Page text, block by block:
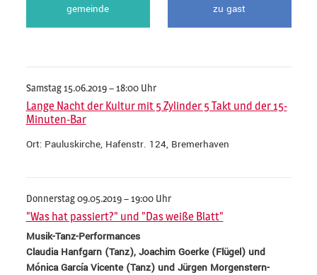
gemeinde zu gast
Samstag 15.06.2019 – 18:00 Uhr
Lange Nacht der Kultur mit 5 Zylinder 5 Takt und der 15-
Minuten-Bar
Ort: Pauluskirche, Hafenstr. 124, Bremerhaven
Donnerstag 09.05.2019 – 19:00 Uhr
"Was hat passiert?" und "Das weiße Blatt"
Musik-Tanz-Performances
Claudia Hanfgarn (Tanz), Joachim Goerke (Flügel) und
Mónica García Vicente (Tanz) und Jürgen Morgenstern-